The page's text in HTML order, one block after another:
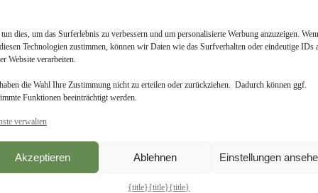
gerne, wenn die nächste Runde zu 21 Tagen
dies, um das Surferlebnis zu verbessern und um personalisierte Werbung anzuzeigen.
Technologien zustimmen, können wir Daten wie das Surfverhalten oder eindeutige IDs
Website verarbeiten.
die Wahl Ihre Zustimmung nicht zu erteilen oder zurückziehen. Dadurch können ggf.
Funktionen beeinträchtigt werden.
verwalten
Akzeptieren Ablehnen Einstellungen
{title}{title}{title}